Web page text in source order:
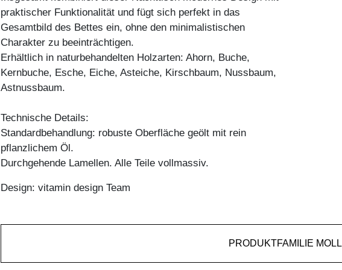
praktischer Funktionalität und fügt sich perfekt in das
Gesamtbild des Bettes ein, ohne den minimalistischen
Charakter zu beeinträchtigen.
Erhältlich in naturbehandelten Holzarten: Ahorn, Buche,
Kernbuche, Esche, Eiche, Asteiche, Kirschbaum, Nussbaum,
Astnussbaum.
Technische Details:
Standardbehandlung: robuste Oberfläche geölt mit rein
pflanzlichem Öl.
Durchgehende Lamellen. Alle Teile vollmassiv.
Design: vitamin design Team
PRODUKTFAMILIE